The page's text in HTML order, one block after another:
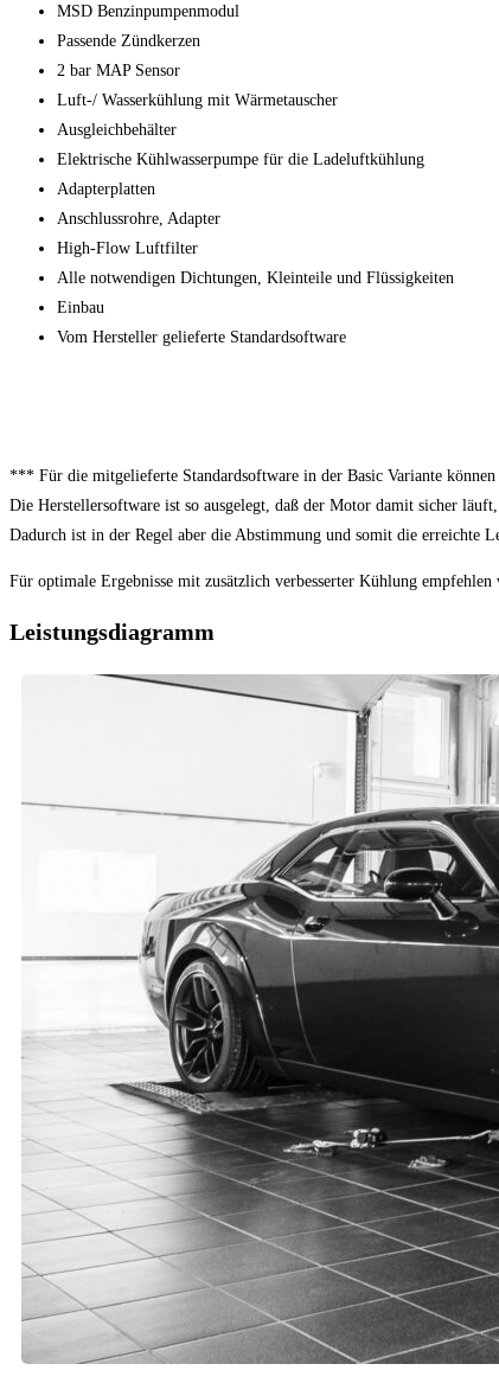
MSD Benzinpumpenmodul
Passende Zündkerzen
2 bar MAP Sensor
Luft-/ Wasserkühlung mit Wärmetauscher
Ausgleichbehälter
Elektrische Kühlwasserpumpe für die Ladeluftkühlung
Adapterplatten
Anschlussrohre, Adapter
High-Flow Luftfilter
Alle notwendigen Dichtungen, Kleinteile und Flüssigkeiten
Einbau
Vom Hersteller gelieferte Standardsoftware
*** Für die mitgelieferte Standardsoftware in der Basic Variante können
Die Herstellersoftware ist so ausgelegt, daß der Motor damit sicher
Dadurch ist in der Regel aber die Abstimmung und somit die erreichte
Für optimale Ergebnisse mit zusätzlich verbesserter Kühlung empfehlen
Leistungsdiagramm